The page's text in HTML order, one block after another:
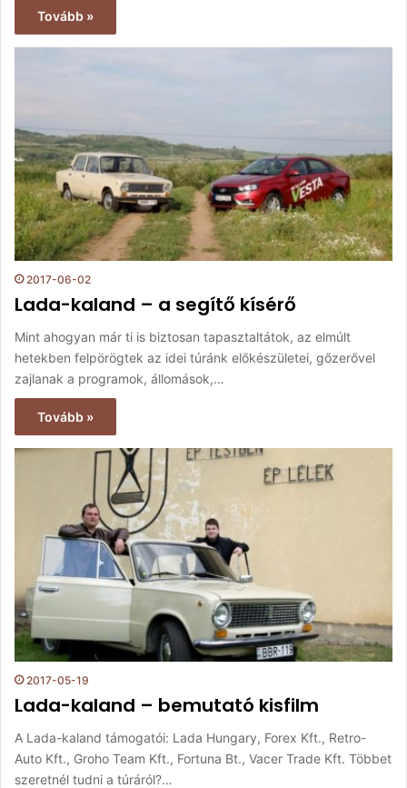
Tovább »
2017-06-02
Lada-kaland – a segítő kísérő
Mint ahogyan már ti is biztosan tapasztaltátok, az elmúlt
hetekben felpörögtek az idei túránk előkészületei, gőzerővel
zajlanak a programok, állomások,…
Tovább »
2017-05-19
Lada-kaland – bemutató kisfilm
A Lada-kaland támogatói: Lada Hungary, Forex Kft., Retro-
Auto Kft., Groho Team Kft., Fortuna Bt., Vacer Trade Kft. Többet
szeretnél tudni a túráról?…